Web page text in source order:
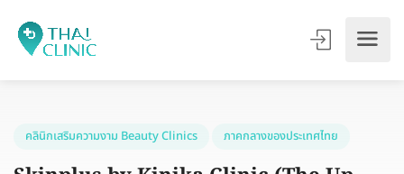
คลินิกเสริมความงาม Beauty Clinics